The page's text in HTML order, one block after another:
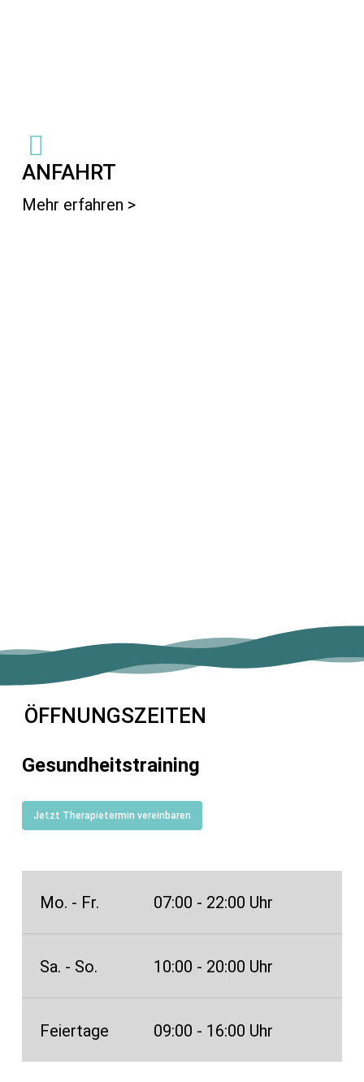
ANFAHRT
Mehr erfahren >
ÖFFNUNGSZEITEN
Gesundheitstraining
Jetzt Therapietermin vereinbaren
Mo. - Fr. 07:00 - 22:00 Uhr
Sa. - So. 10:00 - 20:00 Uhr
Feiertage 09:00 - 16:00 Uhr